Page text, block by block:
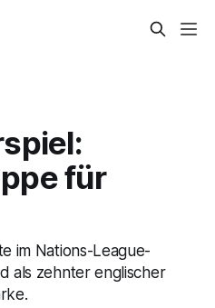
für
im Nations-League-
als zehnter englischer